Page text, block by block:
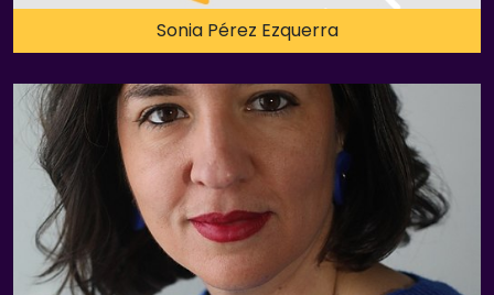
Sonia Pérez Ezquerra